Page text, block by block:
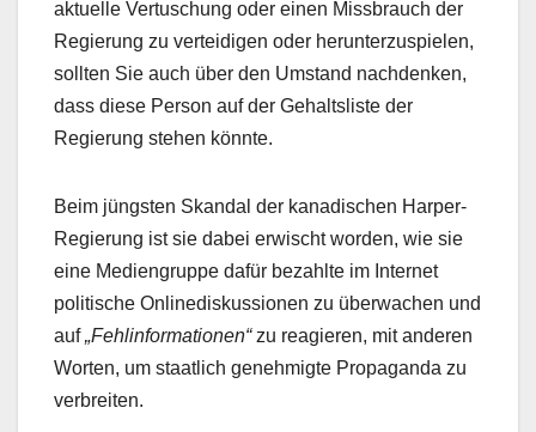
aktuelle Vertuschung oder einen Missbrauch der
Regierung zu verteidigen oder herunterzuspielen,
sollten Sie auch über den Umstand nachdenken,
dass diese Person auf der Gehaltsliste der
Regierung stehen könnte.
Beim jüngsten Skandal der kanadischen Harper-
Regierung ist sie dabei erwischt worden, wie sie
eine Mediengruppe dafür bezahlte im Internet
politische Onlinediskussionen zu überwachen und
auf„Fehlinformationen“zu reagieren, mit anderen
Worten, um staatlich genehmigte Propaganda zu
verbreiten.